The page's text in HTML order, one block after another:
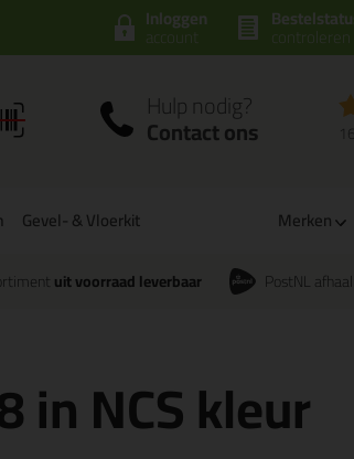
controleren
Inloggen
account
Hulp nodig?
Contact ons
Gevel- & Vloerkit Merken
uit voorraad leverbaar PostNL
in NCS kleur